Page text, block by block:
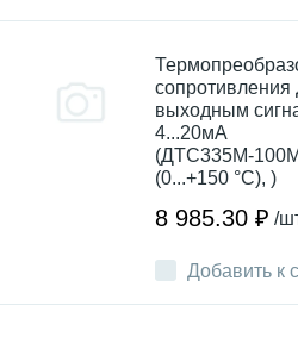
Добавить к
выходным
4...20мА
(ДТС335М-
(0...+150 °С), )
8 985.30 ₽ /